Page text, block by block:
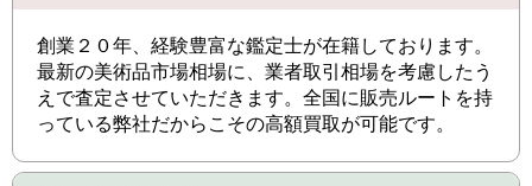
創業２０年、経験豊富な鑑定士が在籍しております。
最新の美術品市場相場に、業者取引相場を考慮したう
えで査定させていただきます。全国に販売ルートを持
っている弊社だからこその高額買取が可能です。